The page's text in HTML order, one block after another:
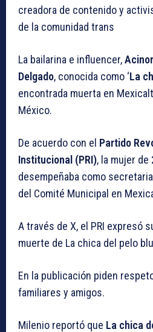
creadora de contenido y
de la comunidad trans
La bailarina e influencer,
Delgado, conocida como ‘La
encontrada muerta en
México.
De acuerdo con el Partido
Institucional (PRI), la mujer de
desempeñaba como
del Comité Municipal en
A través de X, el PRI expresó
muerte de La chica del pelo
En la publicación piden
familiares y amigos.
Milenio reportó que La chica